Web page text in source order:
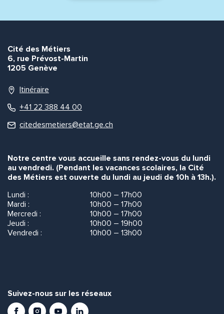
Cité des Métiers
6, rue Prévost-Martin
1205 Genève
Itinéraire
+41 22 388 44 00
citedesmetiers@etat.ge.ch
Notre centre vous accueille sans rendez-vous du lundi
au vendredi. (Pendant les vacances scolaires, la Cité
des Métiers est ouverte du lundi au jeudi de 10h à 13h.).
Lundi :
10h00 – 17h00
Mardi :
10h00 – 17h00
Mercredi :
10h00 – 17h00
Jeudi :
10h00 – 19h00
Vendredi :
10h00 – 13h00
Suivez-nous sur les réseaux
FacebookInstagramYoutubeLinkedIn